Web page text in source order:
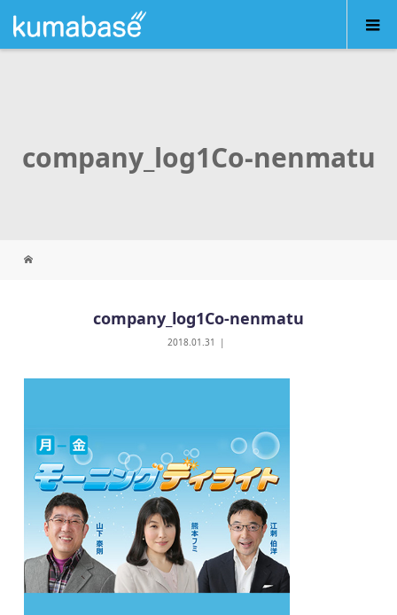
company_log1Co-nenmatu
company_log1Co-nenmatu
2018.01.31